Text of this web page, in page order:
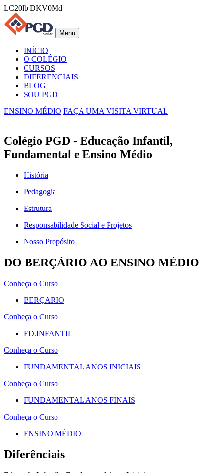
LC20lb DKV0Md
Menu
INÍCIO
O COLÉGIO
CURSOS
DIFERENCIAIS
BLOG
SOU PGD
ENSINO MÉDIO FAÇA UMA VISITA VIRTUAL
Colégio PGD - Educação Infantil,
Fundamental e Ensino Médio
História
Pedagogia
Estrutura
Responsabilidade Social e Projetos
Nosso Propósito
DO BERÇÁRIO AO ENSINO MÉDIO
Conheça o Curso
BERÇARIO
Conheça o Curso
ED.INFANTIL
Conheça o Curso
FUNDAMENTAL ANOS INICIAIS
Conheça o Curso
FUNDAMENTAL ANOS FINAIS
Conheça o Curso
ENSINO MÉDIO
Diferênciais